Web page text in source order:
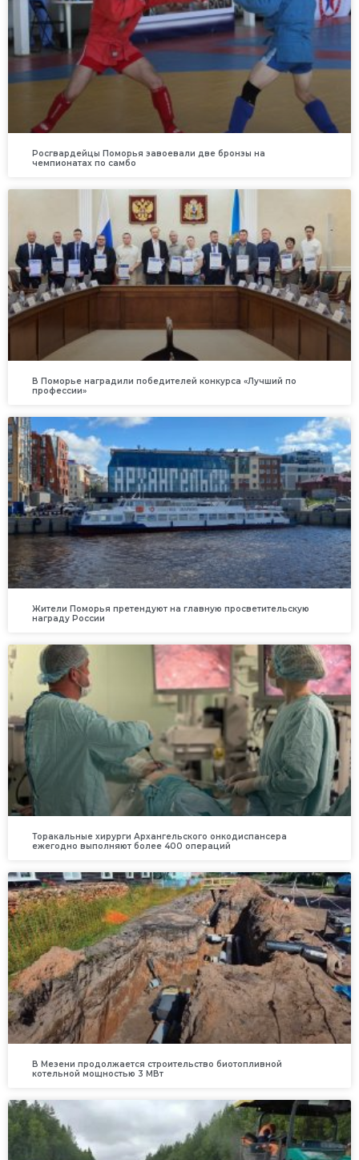
Росгвардейцы Поморья завоевали две бронзы на
чемпионатах по самбо
В Поморье наградили победителей конкурса «Лучший по
профессии»
Жители Поморья претендуют на главную просветительскую
награду России
Торакальные хирурги Архангельского онкодиспансера
ежегодно выполняют более 400 операций
В Мезени продолжается строительство биотопливной
котельной мощностью 3 МВт